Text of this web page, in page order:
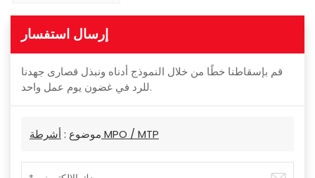
إرسال استفسار
قم بإسقاطنا خطًا من خلال النموذج أدناه ونبذل قصارى جهدنا
للرد في غضون يوم عمل واحد.
موضوع : أشرطة MPO / MTP